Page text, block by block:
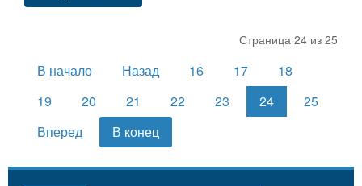
Страница 24 из 25
В начало Назад 16 17
18
19
20 21 22 23 24
25
Вперед
В конец